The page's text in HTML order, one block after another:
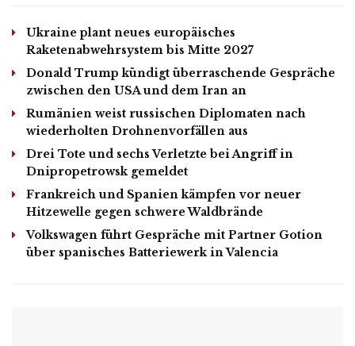
Ukraine plant neues europäisches
Raketenabwehrsystem bis Mitte 2027
Donald Trump kündigt überraschende Gespräche
zwischen den USA und dem Iran an
Rumänien weist russischen Diplomaten nach
wiederholten Drohnenvorfällen aus
Drei Tote und sechs Verletzte bei Angriff in
Dnipropetrowsk gemeldet
Frankreich und Spanien kämpfen vor neuer
Hitzewelle gegen schwere Waldbrände
Volkswagen führt Gespräche mit Partner Gotion
über spanisches Batteriewerk in Valencia